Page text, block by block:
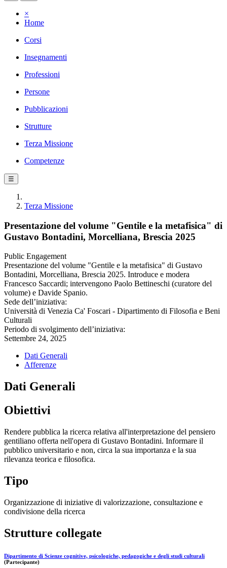
×
Home
Corsi
Insegnamenti
Professioni
Persone
Pubblicazioni
Strutture
Terza Missione
Competenze
☰
Terza Missione
Presentazione del volume "Gentile e la metafisica" di
Gustavo Bontadini, Morcelliana, Brescia 2025
Public Engagement
Presentazione del volume "Gentile e la metafisica" di Gustavo
Bontadini, Morcelliana, Brescia 2025. Introduce e modera
Francesco Saccardi; intervengono Paolo Bettineschi (curatore del
volume) e Davide Spanio.
Sede dell’iniziativa:
Università di Venezia Ca' Foscari - Dipartimento di Filosofia e Beni
Culturali
Periodo di svolgimento dell’iniziativa:
Settembre 24, 2025
Dati Generali
Afferenze
Dati Generali
Obiettivi
Rendere pubblica la ricerca relativa all'interpretazione del pensiero
gentiliano offerta nell'opera di Gustavo Bontadini. Informare il
pubblico universitario e non, circa la sua importanza e la sua
rilevanza teorica e filosofica.
Tipo
Organizzazione di iniziative di valorizzazione, consultazione e
condivisione della ricerca
Strutture collegate
Dipartimento di Scienze cognitive, psicologiche, pedagogiche e degli studi culturali
(Partecipante)